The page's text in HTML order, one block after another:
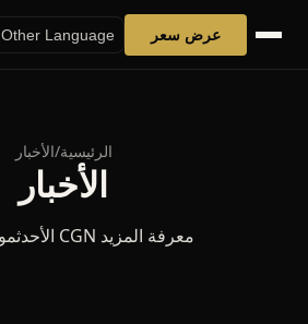
Other Language عرض سعر
الرئيسية/الأخبار
الأخبار
معرفة المزيد CGN الأحدثمواردرسالة